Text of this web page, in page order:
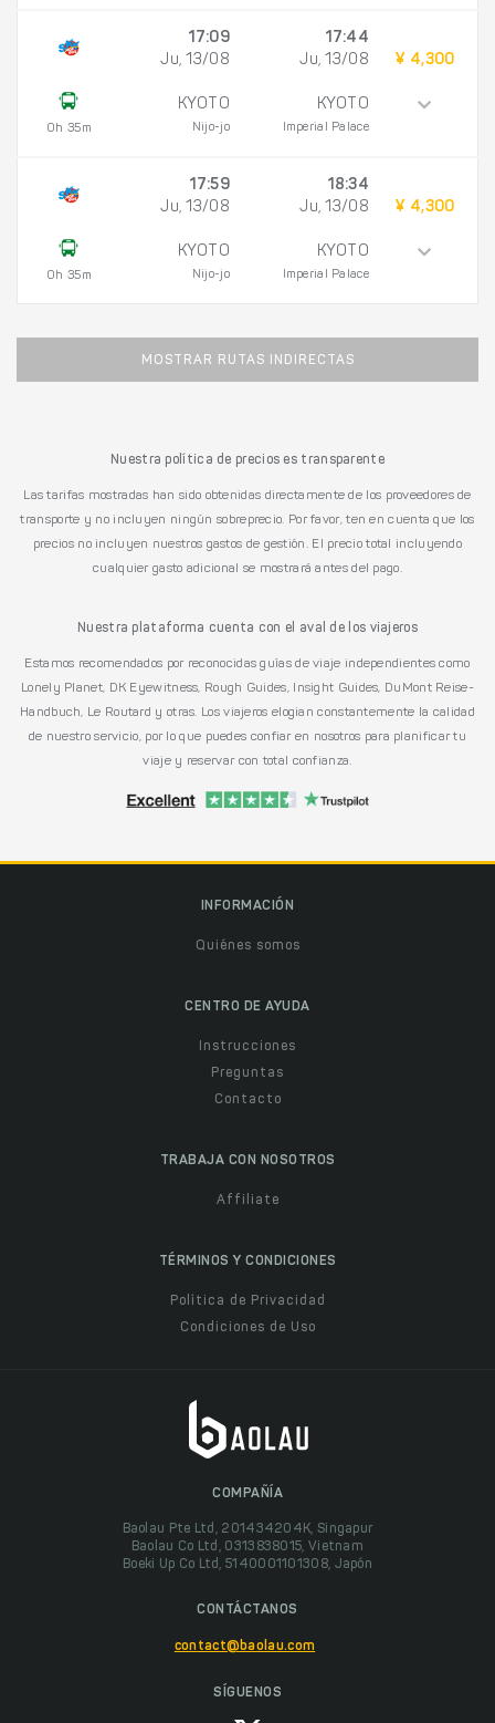
0h 35m
17:09
Ju, 13/08
KYOTO
Nijo-jo
17:44
Ju, 13/08
KYOTO
Imperial Palace
¥ 4,300
0h 35m
17:59
Ju, 13/08
KYOTO
Nijo-jo
18:34
Ju, 13/08
KYOTO
Imperial Palace
¥ 4,300
MOSTRAR RUTAS INDIRECTAS
Nuestra política de precios es transparente
Las tarifas mostradas han sido obtenidas directamente de los proveedores de
transporte y no incluyen ningún sobreprecio. Por favor, ten en cuenta que los
precios no incluyen nuestros gastos de gestión. El precio total incluyendo
cualquier gasto adicional se mostrará antes del pago.
Nuestra plataforma cuenta con el aval de los viajeros
Estamos recomendados por reconocidas guías de viaje independientes como
Lonely Planet, DK Eyewitness, Rough Guides, Insight Guides, DuMont Reise-
Handbuch, Le Routard y otras. Los viajeros elogian constantemente la calidad
de nuestro servicio, por lo que puedes confiar en nosotros para planificar tu
viaje y reservar con total confianza.
INFORMACIÓN
Quiénes somos
CENTRO DE AYUDA
Instrucciones
Preguntas
Contacto
TRABAJA CON NOSOTROS
Affiliate
TÉRMINOS Y CONDICIONES
Política de Privacidad
Condiciones de Uso
COMPAÑÍA
Baolau Pte Ltd, 201434204K, Singapur
Baolau Co Ltd, 0313838015, Vietnam
Boeki Up Co Ltd, 5140001101308, Japón
CONTÁCTANOS
contact@baolau.com
SÍGUENOS